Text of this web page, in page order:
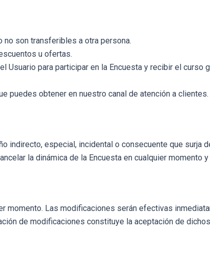
no son transferibles a otra persona.
u ofertas.
para participar en la Encuesta y recibir el curso
puedes obtener en nuestro canal de atención a clientes.
indirecto, especial, incidental o consecuente que surja
la dinámica de la Encuesta en cualquier momento
momento. Las modificaciones serán efectivas
de modificaciones constituye la aceptación de